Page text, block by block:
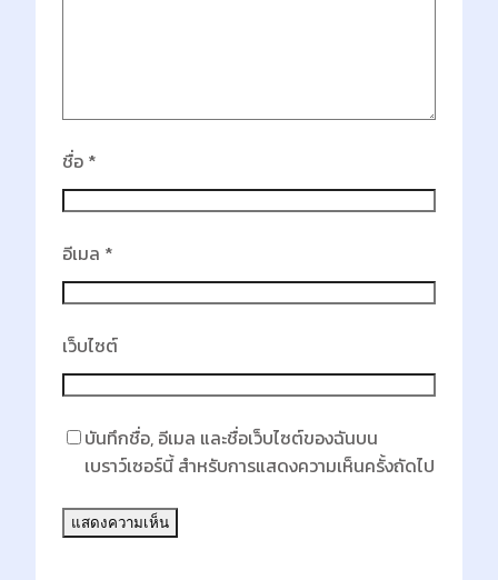
ชื่อ *
อีเมล *
เว็บไซต์
บันทึกชื่อ, อีเมล และชื่อเว็บไซต์ของฉันบน
เบราว์เซอร์นี้ สำหรับการแสดงความเห็นครั้งถัดไป